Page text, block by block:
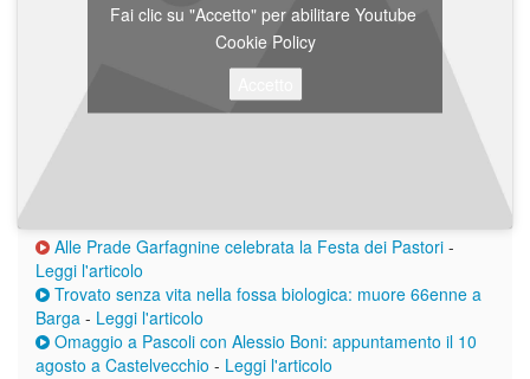
Fai clic su "Accetto" per abilitare Youtube
Cookie Policy
Alle Prade Garfagnine celebrata la Festa dei Pastori -
Leggi l'articolo
Trovato senza vita nella fossa biologica: muore 66enne a
Barga - Leggi l'articolo
Omaggio a Pascoli con Alessio Boni: appuntamento il 10
agosto a Castelvecchio - Leggi l'articolo